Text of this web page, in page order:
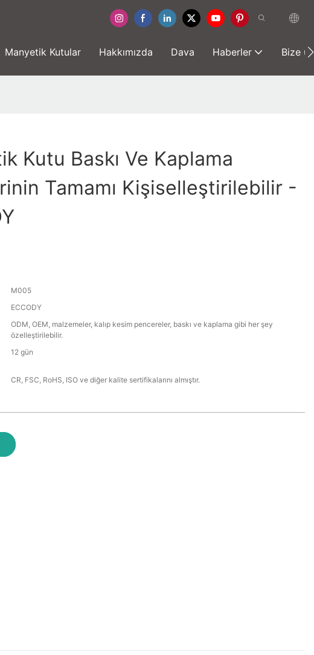
Manyetik Kutular Hakkımızda Dava Haberler Bize
Kutu Baskı Ve Kaplama
Tamamı Kişiselleştirilebilir -
M005
ECCODY
ODM, OEM, malzemeler, kalıp kesim pencereler, baskı ve kaplama gibi her şey
özelleştirilebilir.
12 gün
CR, FSC, RoHS, ISO ve diğer kalite sertifikalarını almıştır.